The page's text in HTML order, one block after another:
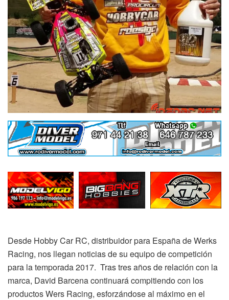
Desde Hobby Car RC, distribuidor para España de Werks
Racing, nos llegan noticias de su equipo de competición
para la temporada 2017. Tras tres años de relación con la
marca, David Barcena continuará compitiendo con los
productos Wers Racing, esforzándose al máximo en el